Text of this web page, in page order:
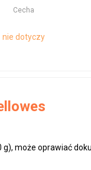
Cecha
nie dotyczy
może oprawiać